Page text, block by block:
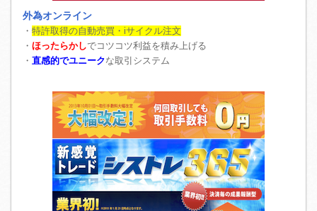
外為オンライン
・ 特許取得の自動売買・iサイクル注文
・ ほったらかしでコツコツ利益を積み上げる
・ 直感的でユニークな取引システム